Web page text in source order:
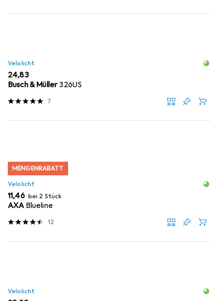
Velolicht
EUR
24,83
Busch & Müller326US
7
MENGENRABATT
Velolicht
EUR
11,46 bei 2 Stück
AXA Blueline
12
Velolicht